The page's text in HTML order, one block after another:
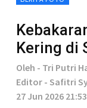
Kering di
Oleh - Tri Putri
Editor - Safitri
27 Jun 2026